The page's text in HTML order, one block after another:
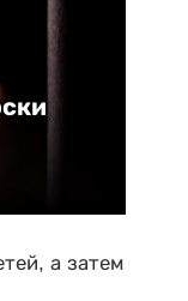
а затем